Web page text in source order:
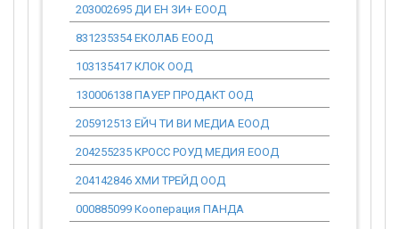
203002695 ДИ ЕН ЗИ+ ЕООД
831235354 ЕКОЛАБ ЕООД
103135417 КЛОК ООД
130006138 ПАУЕР ПРОДАКТ ООД
205912513 ЕЙЧ ТИ ВИ МЕДИА ЕООД
204255235 КРОСС РОУД МЕДИЯ ЕООД
204142846 ХМИ ТРЕЙД ООД
000885099 Кооперация ПАНДА